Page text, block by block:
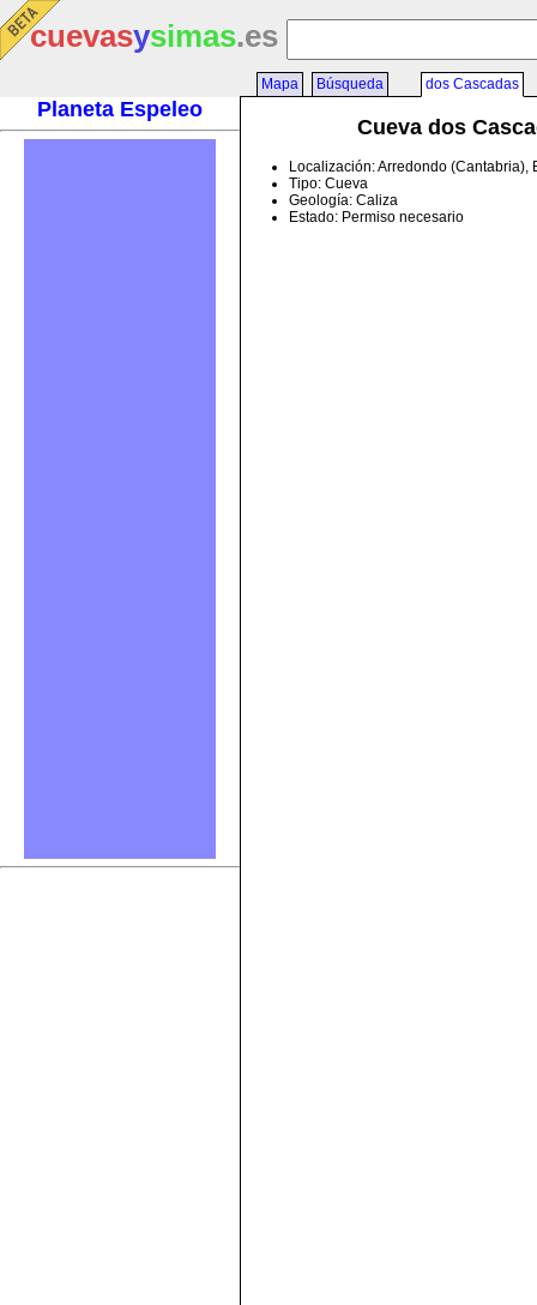
cuevasysimas.es
Planeta Espeleo
Mapa Búsqueda dos Cascadas
Cueva dos
Localización: Arredondo (Cantabria),
Tipo: Cueva
Geología: Caliza
Estado: Permiso necesario